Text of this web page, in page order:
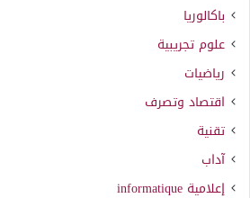
باكالوريا
علوم تجريبية
رياضيات
اقتصاد وتصرف
تقنية
آداب
إعلامية informatique